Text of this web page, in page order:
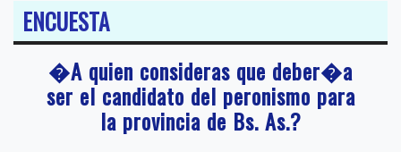
ENCUESTA
�A quien consideras que deber�a
ser el candidato del peronismo para
la provincia de Bs. As.?